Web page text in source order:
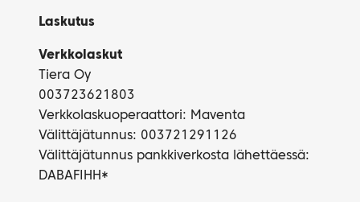
Laskutus
Verkkolaskut
Tiera Oy
003723621803
Verkkolaskuoperaattori: Maventa
Välittäjätunnus: 003721291126
Välittäjätunnus pankkiverkosta lähettäessä:
DABAFIHH*